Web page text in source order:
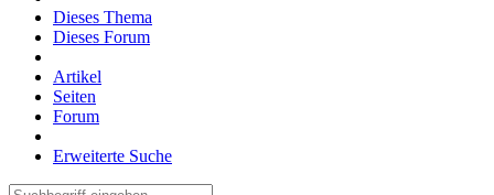
Dieses Thema
Dieses Forum
Artikel
Seiten
Forum
Erweiterte Suche